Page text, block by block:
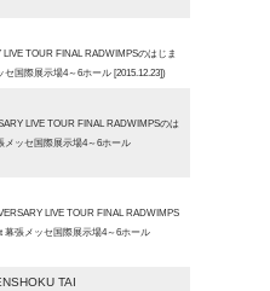
TOUR FINAL RADWIMPSのはじま
国際展示場4～6ホール [2015.12.23])
LIVE TOUR FINAL RADWIMPSのは
メッセ国際展示場4～6ホール
LIVE TOUR FINAL RADWIMPS
幕張メッセ国際展示場4～6ホール
TAI